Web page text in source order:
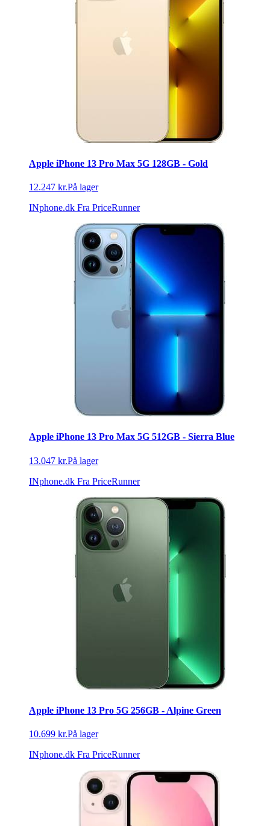
Apple iPhone 13 Pro Max 5G 128GB - Gold
12.247 kr.På lager
INphone.dk Fra PriceRunner
Apple iPhone 13 Pro Max 5G 512GB - Sierra Blue
13.047 kr.På lager
INphone.dk Fra PriceRunner
Apple iPhone 13 Pro 5G 256GB - Alpine Green
10.699 kr.På lager
INphone.dk Fra PriceRunner